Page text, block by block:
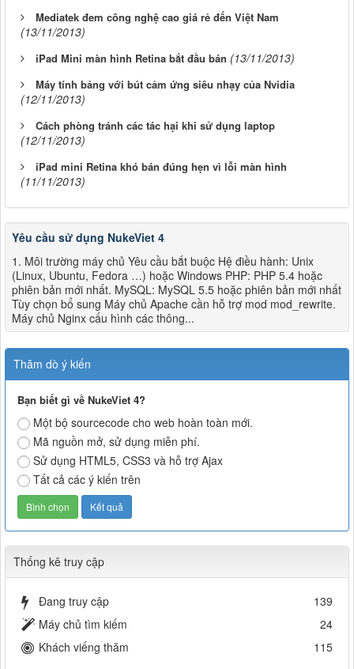
Mediatek đem công nghệ cao giá rẻ đến Việt Nam
(13/11/2013)
iPad Mini màn hình Retina bắt đầu bán (13/11/2013)
Máy tính bảng với bút cảm ứng siêu nhạy của Nvidia
(12/11/2013)
Cách phòng tránh các tác hại khi sử dụng laptop
(12/11/2013)
iPad mini Retina khó bán đúng hẹn vì lỗi màn hình
(11/11/2013)
Yêu cầu sử dụng NukeViet 4
1. Môi trường máy chủ Yêu cầu bắt buộc Hệ điều hành: Unix
(Linux, Ubuntu, Fedora …) hoặc Windows PHP: PHP 5.4 hoặc
phiên bản mới nhất. MySQL: MySQL 5.5 hoặc phiên bản mới nhất
Tùy chọn bổ sung Máy chủ Apache cần hỗ trợ mod mod_rewrite.
Máy chủ Nginx cấu hình các thông...
Thăm dò ý kiến
Bạn biết gì về NukeViet 4?
Một bộ sourcecode cho web hoàn toàn mới.
Mã nguồn mở, sử dụng miễn phí.
Sử dụng HTML5, CSS3 và hỗ trợ Ajax
Tất cả các ý kiến trên
Thống kê truy cập
Đang truy cập
139
Máy chủ tìm kiếm
24
Khách viếng thăm
115